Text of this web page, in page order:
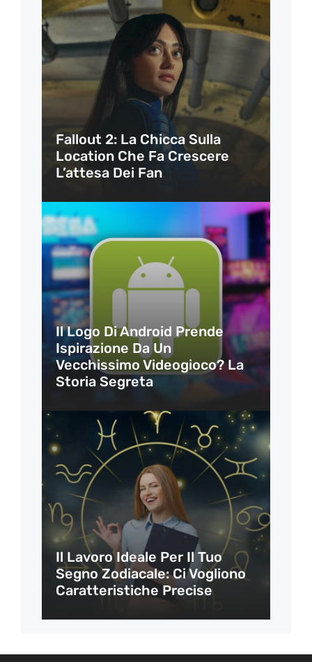
Fallout 2: La Chicca Sulla
Location Che Fa Crescere
L’attesa Dei Fan
Il Logo Di Android Prende
Ispirazione Da Un
Vecchissimo Videogioco? La
Storia Segreta
Il Lavoro Ideale Per Il Tuo
Segno Zodiacale: Ci Vogliono
Caratteristiche Precise